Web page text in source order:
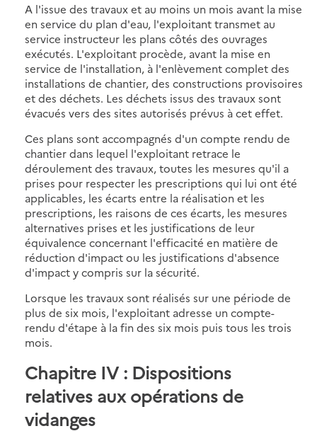
A l'issue des travaux et au moins un mois avant la mise
en service du plan d'eau, l'exploitant transmet au
service instructeur les plans côtés des ouvrages
exécutés. L'exploitant procède, avant la mise en
service de l'installation, à l'enlèvement complet des
installations de chantier, des constructions provisoires
et des déchets. Les déchets issus des travaux sont
évacués vers des sites autorisés prévus à cet effet.
Ces plans sont accompagnés d'un compte rendu de
chantier dans lequel l'exploitant retrace le
déroulement des travaux, toutes les mesures qu'il a
prises pour respecter les prescriptions qui lui ont été
applicables, les écarts entre la réalisation et les
prescriptions, les raisons de ces écarts, les mesures
alternatives prises et les justifications de leur
équivalence concernant l'efficacité en matière de
réduction d'impact ou les justifications d'absence
d'impact y compris sur la sécurité.
Lorsque les travaux sont réalisés sur une période de
plus de six mois, l'exploitant adresse un compte-
rendu d'étape à la fin des six mois puis tous les trois
mois.
Chapitre IV : Dispositions
relatives aux opérations de
vidanges